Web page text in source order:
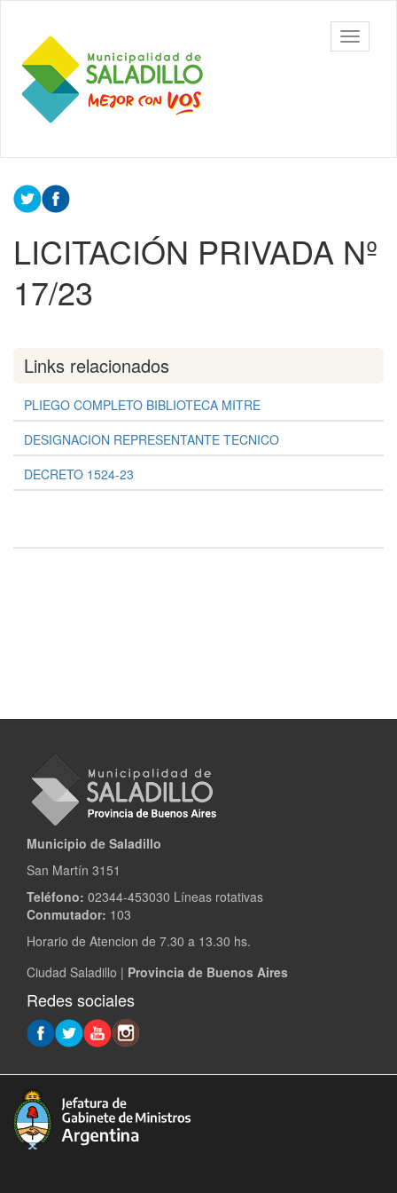
contenido
principal
Municipalidad
de Saladillo
barra
Contenido
principal
LICITACIÓN PRIVADA Nº
17/23
Links relacionados
PLIEGO COMPLETO BIBLIOTECA MITRE
DESIGNACION REPRESENTANTE TECNICO
DECRETO 1524-23
Municipio de Saladillo
San Martín 3151
Teléfono: 02344-453030 Líneas rotativas
Conmutador: 103
Horario de Atencion de 7.30 a 13.30 hs.
Ciudad Saladillo | Provincia de Buenos Aires
Redes sociales